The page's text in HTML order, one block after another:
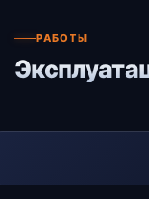
РАБОТЫ